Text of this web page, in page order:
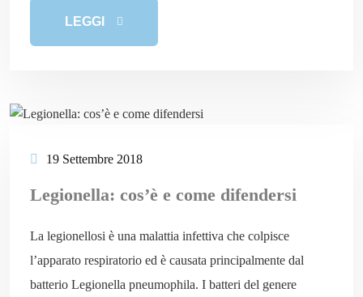
LEGGI
19 Settembre 2018
Legionella: cos’è e come difendersi
La legionellosi è una malattia infettiva che colpisce
l’apparato respiratorio ed è causata principalmente dal
batterio Legionella pneumophila. I batteri del genere